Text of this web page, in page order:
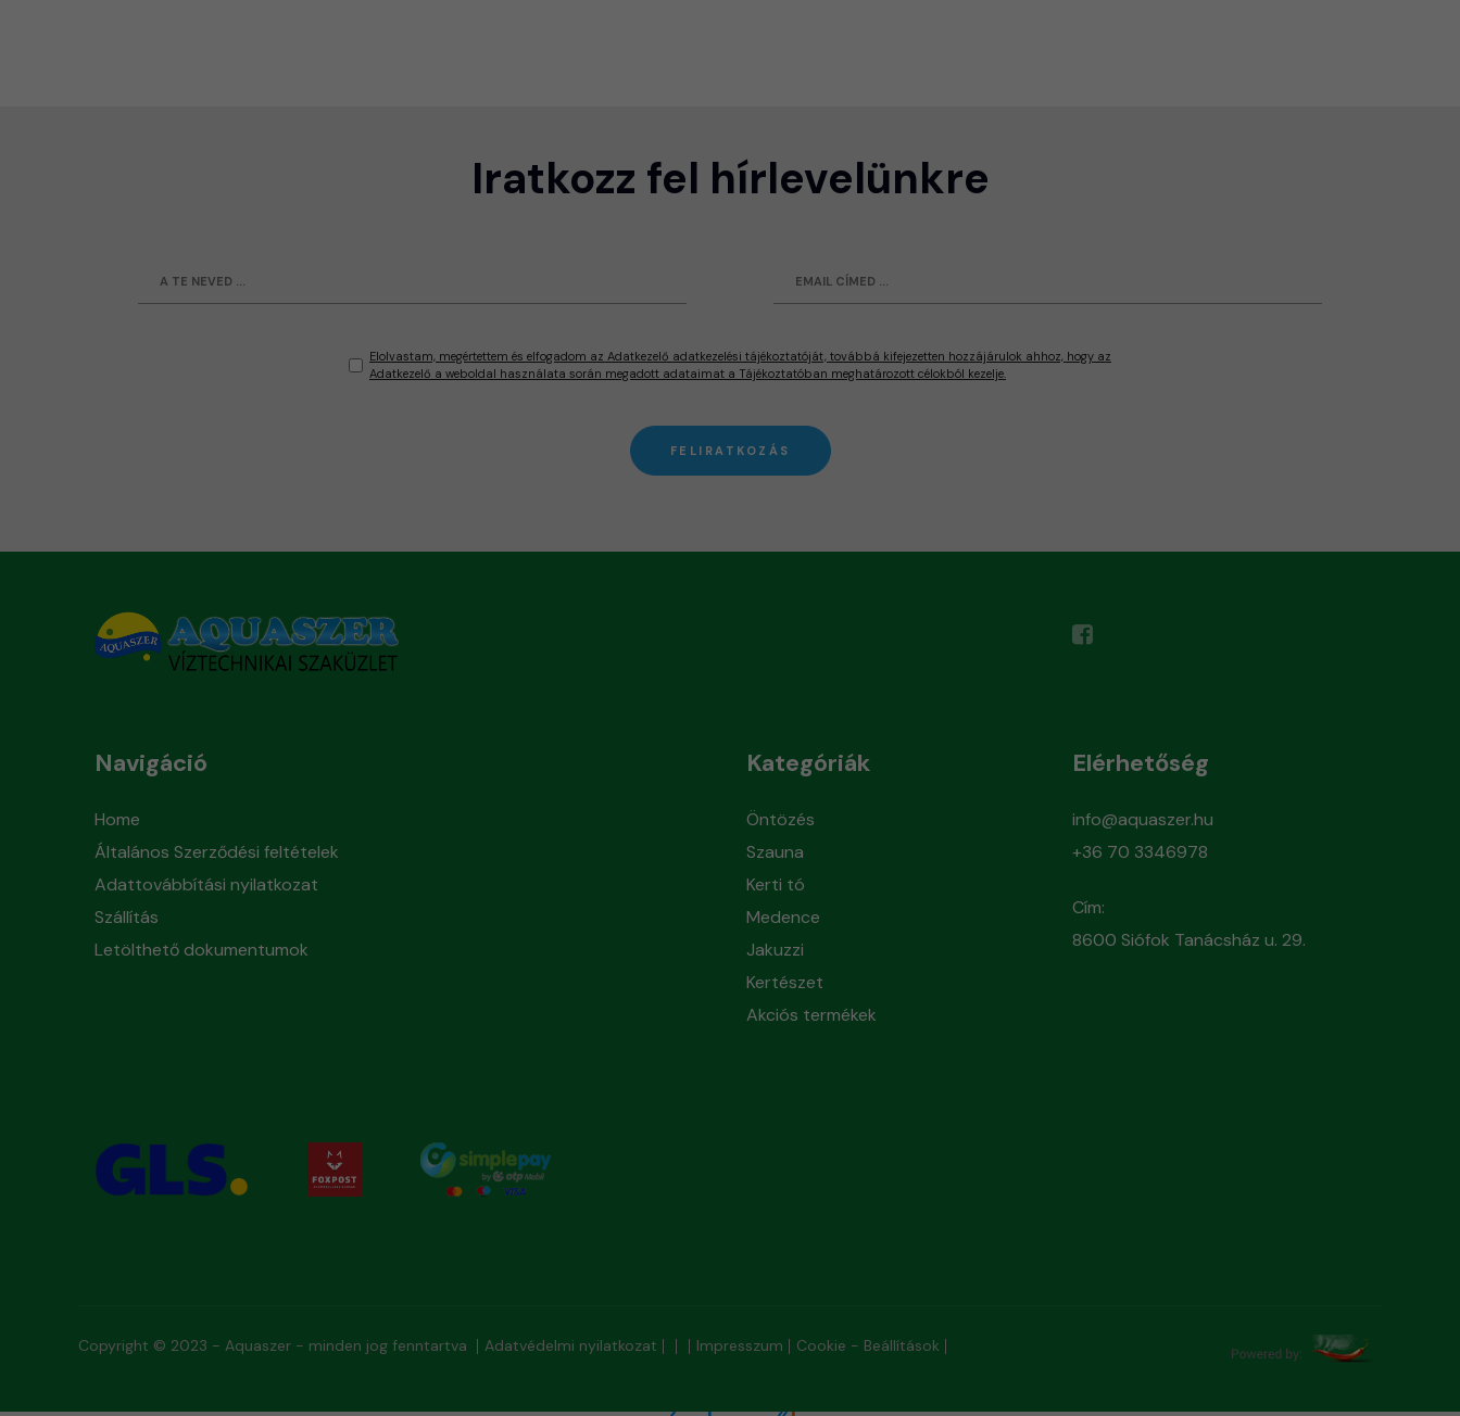
Iratkozz fel hírlevelünkre
Elolvastam, megértettem és elfogadom az Adatkezelő adatkezelési tájékoztatóját, továbbá kifejezetten hozzájárulok ahhoz, hogy az
Adatkezelő a weboldal használata során megadott adataimat a Tájékoztatóban meghatározott célokból kezelje.
FELIRATKOZÁS
Navigáció
Home
Általános Szerződési feltételek
Adattovábbítási nyilatkozat
Szállítás
Letölthető dokumentumok
Kategóriák
Öntözés
Szauna
Kerti tó
Medence
Jakuzzi
Kertészet
Akciós termékek
Elérhetőség
info@aquaszer.hu
+36 70 3346978
Cím:
8600 Siófok Tanácsház u. 29.
Copyright © 2023 - Aquaszer - minden jog fenntartva Adatvédelmi nyilatkozat Impresszum Cookie - Beállítások